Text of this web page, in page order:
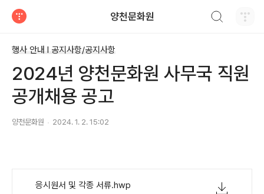
양천문화원
행사 안내 Ι 공지사항/공지사항
2024년 양천문화원 사무국 직원
공개채용 공고
양천문화원 2024. 1. 2. 15:02
응시원서 및 각종 서류.hwp